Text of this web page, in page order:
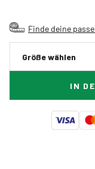
Finde deine
Größe wählen
IN